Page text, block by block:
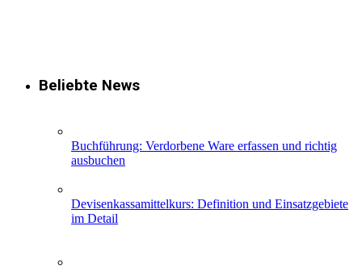
Beliebte News
Buchführung: Verdorbene Ware erfassen und richtig
ausbuchen
Devisenkassamittelkurs: Definition und Einsatzgebiete
im Detail